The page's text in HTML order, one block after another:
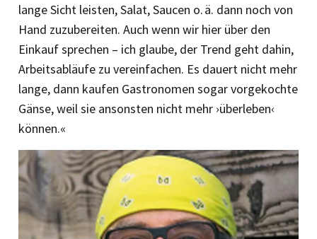
lange Sicht leisten, Salat, Saucen o. ä. dann noch von
Hand zuzubereiten. Auch wenn wir hier über den
Einkauf sprechen – ich glaube, der Trend geht dahin,
Arbeitsabläufe zu vereinfachen. Es dauert nicht mehr
lange, dann kaufen Gastronomen sogar vorgekochte
Gänse, weil sie ansonsten nicht mehr ›überleben‹
können.«